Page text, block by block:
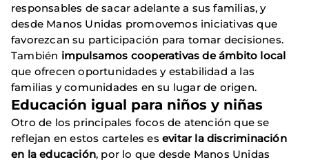
responsables de sacar adelante a sus familias, y
desde Manos Unidas promovemos iniciativas que
favorezcan su participación para tomar decisiones.
También impulsamos cooperativas de ámbito local
que ofrecen oportunidades y estabilidad a las
familias y comunidades en su lugar de origen.
Educación igual para niños y niñas
Otro de los principales focos de atención que se
reflejan en estos carteles es evitar la discriminación
en laeducación, por lo que desde Manos Unidas